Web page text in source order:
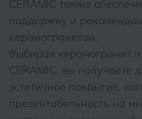
CERAMIC также
поддержку и
керамогранитом.
Выбирая керамогранит
CERAMIC, вы получаете
эстетичное покрытие,
презентабельность на